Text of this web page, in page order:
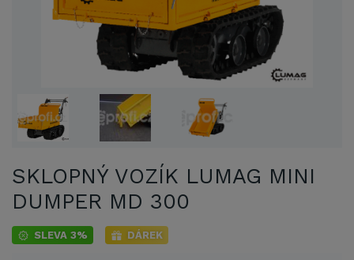
SKLOPNÝ VOZÍK LUMAG MINI
DUMPER MD 300
SLEVA 3% DÁREK